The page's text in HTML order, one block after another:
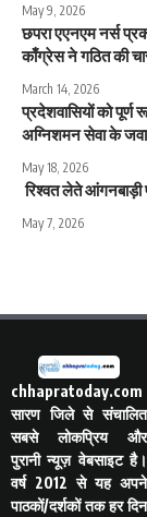
May 9, 2026
छपरा एएनएम नर्स
काँग्रेस ने गठित की
March 14, 2026
प्रदेशवासियों को पूर्ण
अग्निशमन सेवा के
May 18, 2026
रिश्वत लेते आंगनबाड़ी
May 7, 2026
chhapratoday.com
सारण जिले से संचालित
सबसे लोकप्रिय और
पुरानी न्यूज़ वेबसाइट है।
वर्ष 2012 से यह अपने
पाठकों/दर्शकों तक हर दिन